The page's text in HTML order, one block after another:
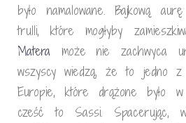
było namalowane. Bajkową
trulli, które mogłyby
Matera może nie zachwyca
wszyscy wiedzą, że to jedno z
Europie, które drążone było
cześć to Sassi. Spacerując,